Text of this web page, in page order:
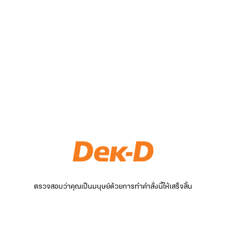
ตรวจสอบว่าคุณเป็นมนุษย์ด้วยการทำคำสั่งนี้ให้เสร็จสิ้น